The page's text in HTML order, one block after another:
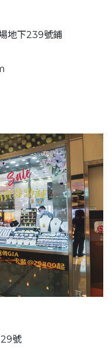
地下239號鋪
號